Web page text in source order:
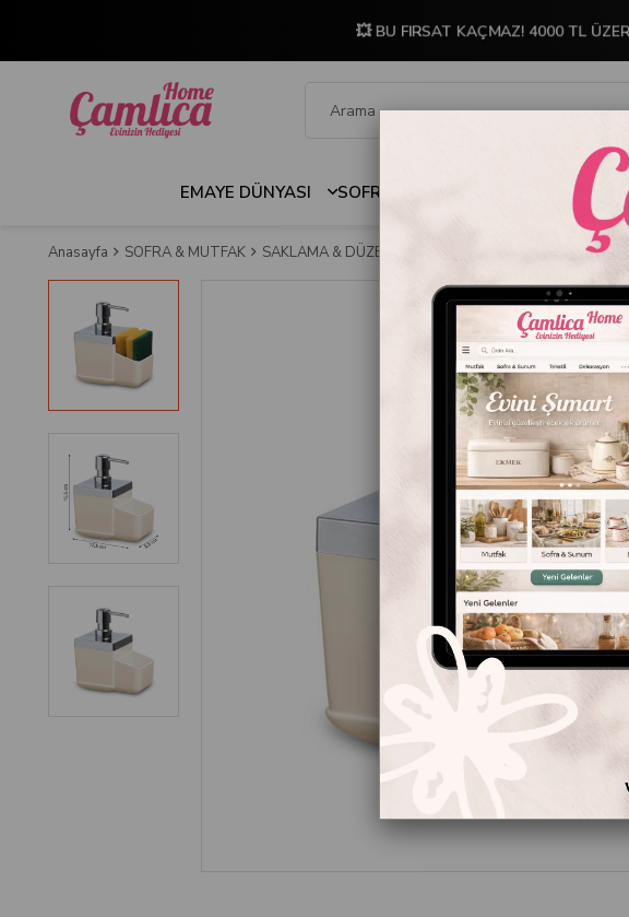
💥 BU FIRSAT KAÇMAZ! 4000 TL
EMAYE DÜNYASI SOFRA & MUTFAK İNDİRİMLİ
Anasayfa SOFRA & MUTFAK SAKLAMA & DÜZENLEME Toskana